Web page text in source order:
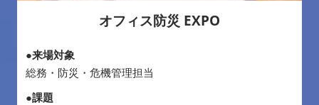
オフィス防災 EXPO
●来場対象
総務・防災・危機管理担当
●課題